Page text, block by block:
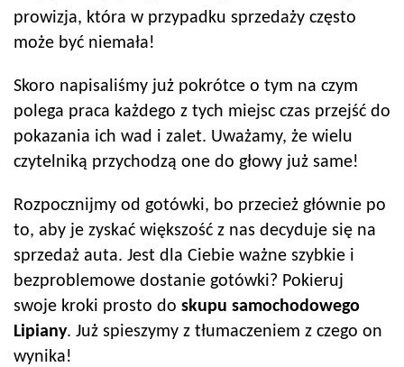
prowizja, która w przypadku sprzedaży często
może być niemała!
Skoro napisaliśmy już pokrótce o tym na czym
polega praca każdego z tych miejsc czas przejść do
pokazania ich wad i zalet. Uważamy, że wielu
czytelniką przychodzą one do głowy już same!
Rozpocznijmy od gotówki, bo przecież głównie po
to, aby je zyskać większość z nas decyduje się na
sprzedaż auta. Jest dla Ciebie ważne szybkie i
bezproblemowe dostanie gotówki? Pokieruj
swoje kroki prosto do skupu samochodowego
Lipiany. Już spieszymy z tłumaczeniem z czego on
wynika!